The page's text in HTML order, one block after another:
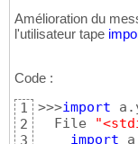
Amélioration du
l'utilisateur tape
Code :
1
2
3
>>>import
  File
import